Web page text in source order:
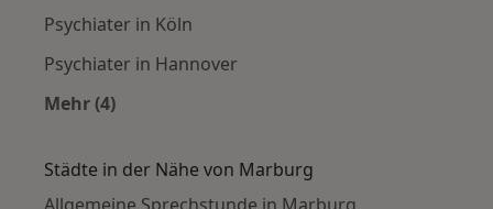
Psychiater in Köln
Psychiater in Hannover
Mehr (4)
Städte in der Nähe von Marburg